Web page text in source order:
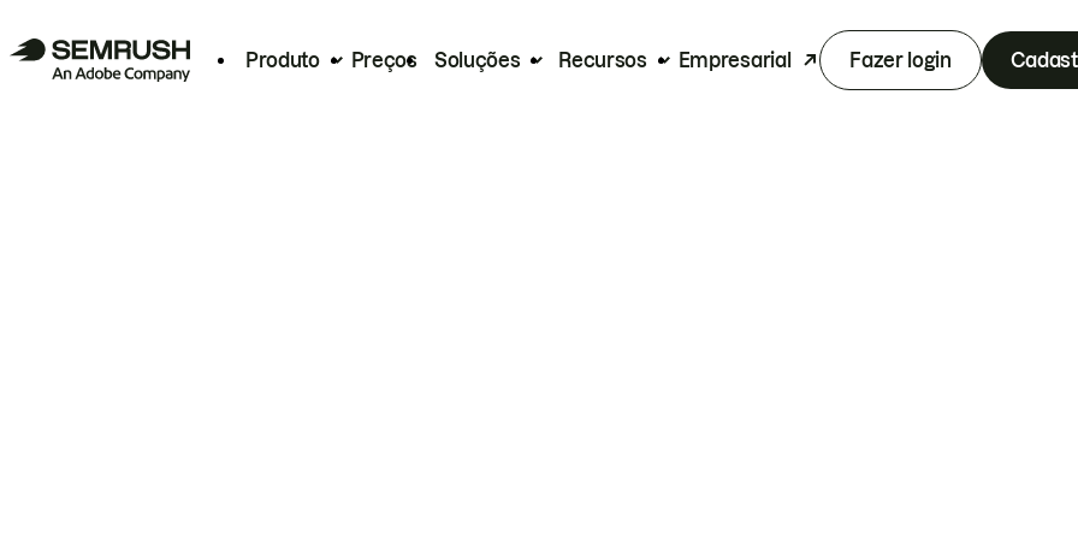
Produto Preços Soluções Recursos Empresarial Fazer login